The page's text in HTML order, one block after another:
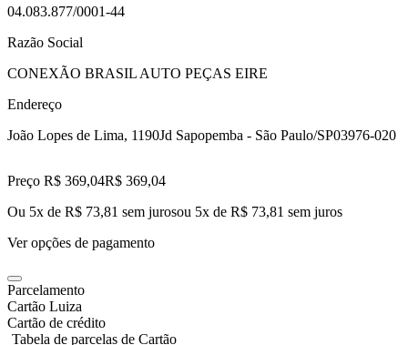
04.083.877/0001-44
Razão Social
CONEXÃO BRASIL AUTO PEÇAS EIRE
Endereço
João Lopes de Lima, 1190Jd Sapopemba - São Paulo/SP03976-020
Preço R$ 369,04R$ 369,04
Ou 5x de R$ 73,81 sem jurosou 5x de R$ 73,81 sem juros
Ver opções de pagamento
Parcelamento
Cartão Luiza
Cartão de crédito
Tabela de parcelas de Cartão